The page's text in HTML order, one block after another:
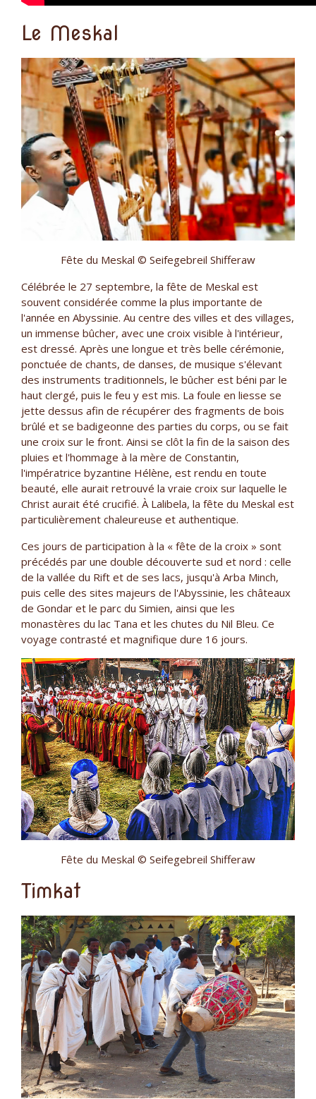
Le Meskal
Fête du Meskal © Seifegebreil Shifferaw
Célébrée le 27 septembre, la fête de Meskal est
souvent considérée comme la plus importante de
l'année en Abyssinie. Au centre des villes et des villages,
un immense bûcher, avec une croix visible à l'intérieur,
est dressé. Après une longue et très belle cérémonie,
ponctuée de chants, de danses, de musique s'élevant
des instruments traditionnels, le bûcher est béni par le
haut clergé, puis le feu y est mis. La foule en liesse se
jette dessus afin de récupérer des fragments de bois
brûlé et se badigeonne des parties du corps, ou se fait
une croix sur le front. Ainsi se clôt la fin de la saison des
pluies et l'hommage à la mère de Constantin,
l'impératrice byzantine Hélène, est rendu en toute
beauté, elle aurait retrouvé la vraie croix sur laquelle le
Christ aurait été crucifié. À Lalibela, la fête du Meskal est
particulièrement chaleureuse et authentique.
Ces jours de participation à la « fête de la croix » sont
précédés par une double découverte sud et nord : celle
de la vallée du Rift et de ses lacs, jusqu'à Arba Minch,
puis celle des sites majeurs de l'Abyssinie, les châteaux
de Gondar et le parc du Simien, ainsi que les
monastères du lac Tana et les chutes du Nil Bleu. Ce
voyage contrasté et magnifique dure 16 jours.
Fête du Meskal © Seifegebreil Shifferaw
Timkat